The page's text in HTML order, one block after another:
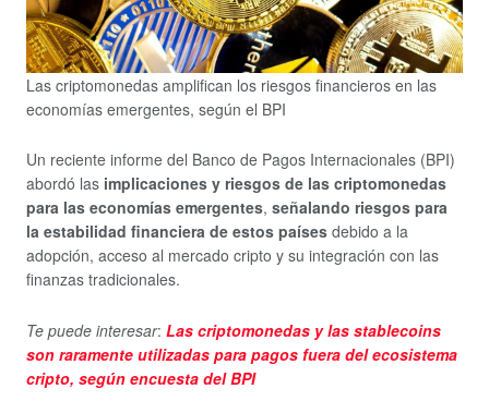
Las criptomonedas amplifican los riesgos financieros en las
economías emergentes, según el BPI
Un reciente informe del Banco de Pagos Internacionales (BPI)
abordó las implicaciones y riesgos de las criptomonedas
para las economías emergentes, señalando riesgos para
la estabilidad financiera de estos países debido a la
adopción, acceso al mercado cripto y su integración con las
finanzas tradicionales.
Te puede interesar: Las criptomonedas y las stablecoins
son raramente utilizadas para pagos fuera del ecosistema
cripto, según encuesta del BPI